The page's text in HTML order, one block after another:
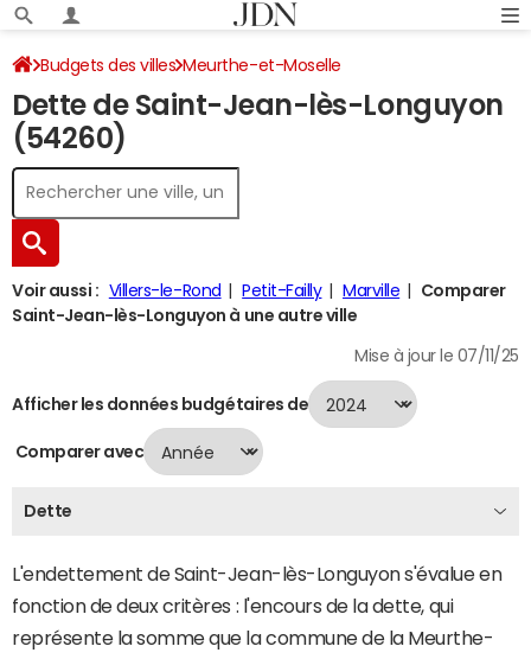
Budgets des villes Meurthe-et-Moselle
Saint-Jean-lès-Longuyon Dette au 31/12/2024
Dette de Saint-Jean-lès-Longuyon
(54260)
Voir aussi : Villers-le-Rond Petit-Failly Marville
Comparer
Saint-Jean-lès-Longuyon à une autre ville
Mise à jour le 07/11/25
Afficher les données budgétaires de
Comparer avec
Dette
L'endettement de Saint-Jean-lès-Longuyon s'évalue en
fonction de deux critères : l'encours de la dette, qui
représente la somme que la commune de la Meurthe-